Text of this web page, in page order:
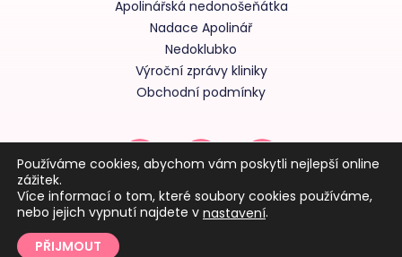
Apolinářská nedonošeňátka
Nadace Apolinář
Nedoklubko
Výroční zprávy kliniky
Obchodní podmínky
Používáme cookies, abychom vám poskytli nejlepší online
zážitek.
Více informací o tom, které soubory cookies používáme,
nebo jejich vypnutí najdete v nastavení.
PŘIJMOUT